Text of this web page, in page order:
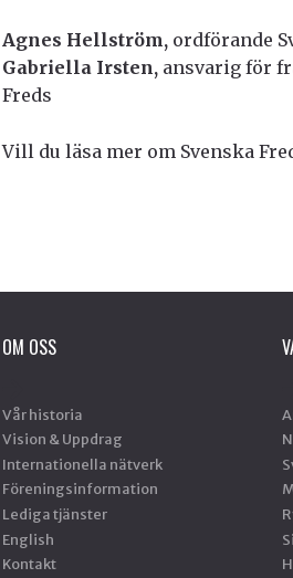
Agnes Hellström,ordförande
Gabriella Irsten, ansvarig för
Freds
Vill du läsa mer om Svenska
OM OSS
Vår historia
Vision & Uppdrag
Internationella nätverk
Föreningsinformation
Lediga tjänster
English
Kontakt